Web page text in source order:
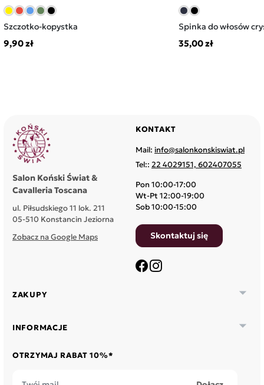
Szczotko-kopystka
9,90 zł
Spinka do włosów
35,00 zł
Salon Koński Świat &
Cavalleria Toscana
ul. Piłsudskiego 11 lok. 211
05-510 Konstancin Jeziorna
Zobacz na Google Maps
ZAKUPY 
INFORMACJE 
OTRZYMAJ RABAT 10%*
KONTAKT
Mail: info@salonkonskiswiat.pl
Tel:: 22 4029151, 602407055
Pon 10:00-17:00
Wt-Pt 12:00-19:00
Sob 10:00-15:00
Skontaktuj się